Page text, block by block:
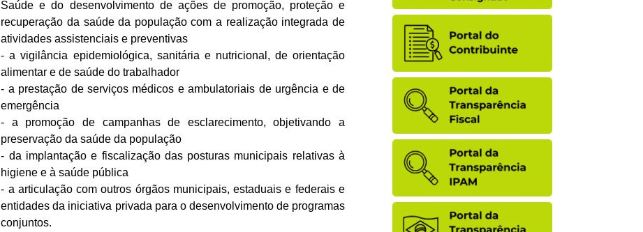
Saúde e do desenvolvimento de ações de promoção, proteção e
recuperação da saúde da população com a realização integrada de
atividades assistenciais e preventivas
- a vigilância epidemiológica, sanitária e nutricional, de orientação
alimentar e de saúde do trabalhador
- a prestação de serviços médicos e ambulatoriais de urgência e de
emergência
- a promoção de campanhas de esclarecimento, objetivando a
preservação da saúde da população
- da implantação e fiscalização das posturas municipais relativas à
higiene e à saúde pública
- a articulação com outros órgãos municipais, estaduais e federais e
entidades da iniciativa privada para o desenvolvimento de programas
conjuntos.